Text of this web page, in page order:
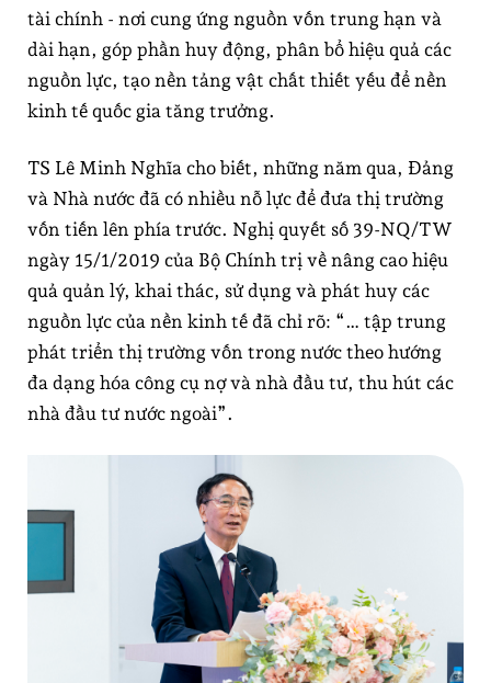
tài chính - nơi cung ứng nguồn vốn trung hạn và
dài hạn, góp phần huy động, phân bổ hiệu quả các
nguồn lực, tạo nền tảng vật chất thiết yếu để nền
kinh tế quốc gia tăng trưởng.
TS Lê Minh Nghĩa cho biết, những năm qua, Đảng
và Nhà nước đã có nhiều nỗ lực để đưa thị trường
vốn tiến lên phía trước. Nghị quyết số 39-NQ/TW
ngày 15/1/2019 của Bộ Chính trị về nâng cao hiệu
quả quản lý, khai thác, sử dụng và phát huy các
nguồn lực của nền kinh tế đã chỉ rõ: “… tập trung
phát triển thị trường vốn trong nước theo hướng
đa dạng hóa công cụ nợ và nhà đầu tư, thu hút các
nhà đầu tư nước ngoài”.